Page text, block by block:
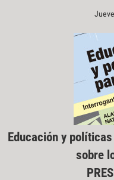
Educación y
sobre